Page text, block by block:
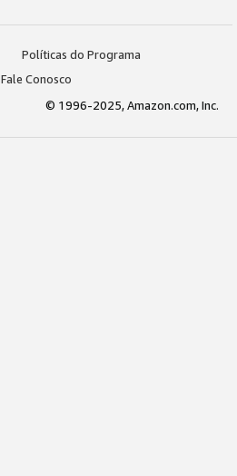
Políticas do Programa
Fale Conosco
© 1996-2025, Amazon.com, Inc.